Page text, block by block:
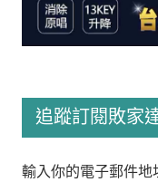
追蹤訂閱敗家
輸入你的電子郵件